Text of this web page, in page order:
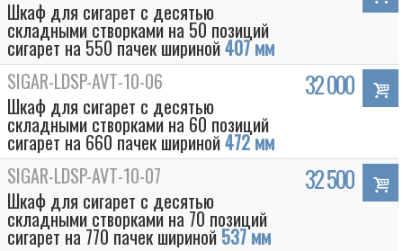
Box
Шкаф для сигарет с десятью
складными створками на 50 позиций
сигарет на 550 пачек шириной407 мм
SIGAR-LDSP-AVT-10-06
Шкаф для сигарет с десятью
складными створками на 60 позиций
сигарет на 660 пачек шириной472 мм
32 000
SIGAR-LDSP-AVT-10-07
Шкаф для сигарет с десятью
складными створками на 70 позиций
сигарет на 770 пачек шириной 537 мм
32 500